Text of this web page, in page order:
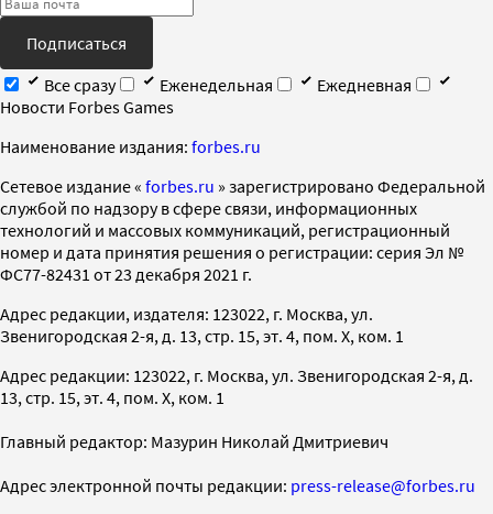
Подписаться
Все сразу
Еженедельная
Ежедневная
Новости Forbes Games
Наименование издания: forbes.ru
Cетевое издание « forbes.ru » зарегистрировано Федеральной
службой по надзору в сфере связи, информационных
технологий и массовых коммуникаций, регистрационный
номер и дата принятия решения о регистрации: серия Эл №
ФС77-82431 от 23 декабря 2021 г.
Адрес редакции, издателя: 123022, г. Москва, ул.
Звенигородская 2-я, д. 13, стр. 15, эт. 4, пом. X, ком. 1
Адрес редакции: 123022, г. Москва, ул. Звенигородская 2-я, д.
13, стр. 15, эт. 4, пом. X, ком. 1
Главный редактор: Мазурин Николай Дмитриевич
Адрес электронной почты редакции: press-release@forbes.ru